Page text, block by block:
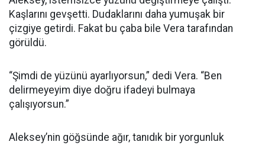
Kaşlarını gevşetti. Dudaklarını daha yumuşak bir
çizgiye getirdi. Fakat bu çaba bile Vera tarafından
görüldü.
“Şimdi de yüzünü ayarlıyorsun,” dedi Vera. “Ben
delirmeyeyim diye doğru ifadeyi bulmaya
çalışıyorsun.”
Aleksey’nin göğsünde ağır, tanıdık bir yorgunluk